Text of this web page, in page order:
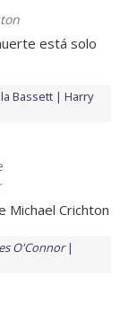
está solo
Bassett
Harry
Michael Crichton
O'Connor